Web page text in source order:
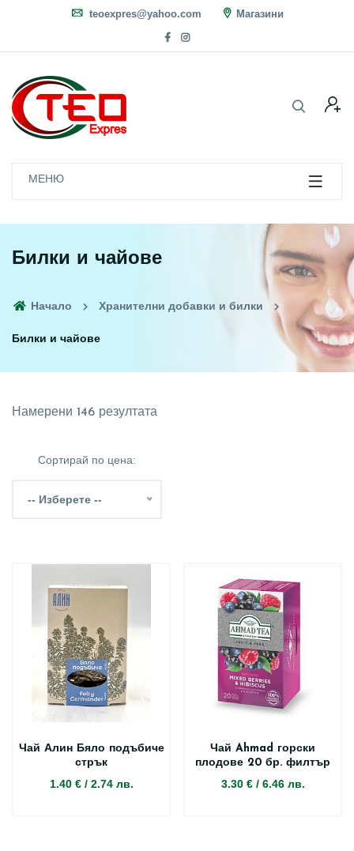
teoexpres@yahoo.com Магазини
МЕНЮ
Билки и чайове
Начало Хранителни добавки и билки
Билки и чайове
Намерени 146 резултата
Сортирай по цена:
-- Изберете --
Чай Алин Бяло подъбиче
стрък
1.40 €/ 2.74 лв.
Чай Ahmad горски
плодове 20 бр. филтър
3.30 €/ 6.46 лв.